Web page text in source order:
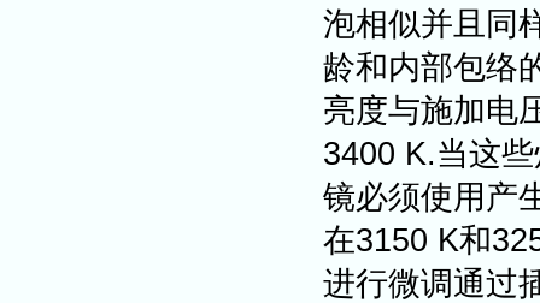
泡相似并且同
龄和内部包络
亮度与施加电
3400 K.当这
镜必须使用产
在3150 K和
进行微调通过